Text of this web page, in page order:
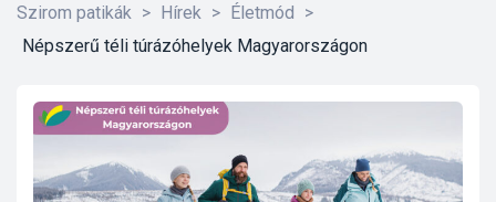
Szirom patikák > Hírek > Életmód >
Népszerű téli túrázóhelyek Magyarországon